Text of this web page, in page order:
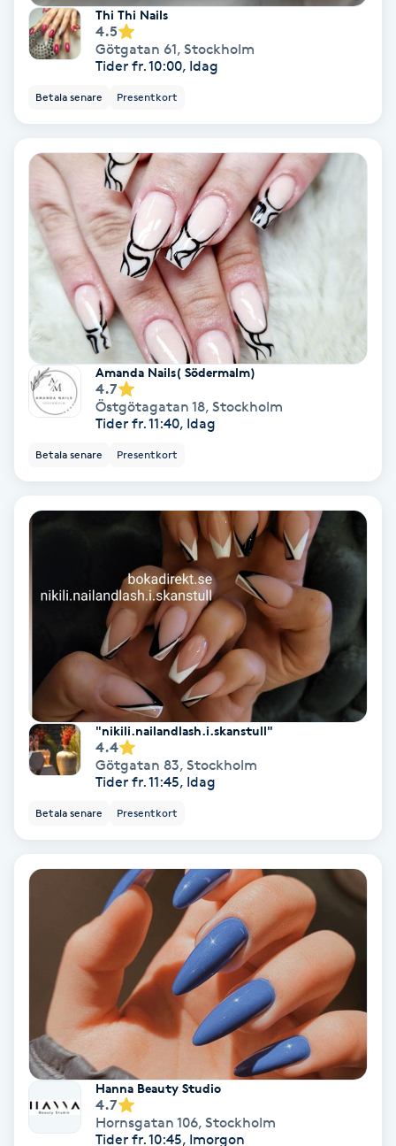
Cryoterapi
Diamantslipning
Enzympeeling
Extensions
Extensions borttagning
Eyeliner-tatuering
Faceliftmassage
Fettreducering
Fibromassage
Fillers
Fotmassage
Fotvård
Fransborttagning
Fransfärgning
Fransförlängning
Fransförlängning Megavolym
Thi Thi Nails
4.5
Götgatan 61, Stockholm
Tider fr. 10:00, Idag
Betala senare Presentkort
Amanda Nails( Södermalm)
4.7
Östgötagatan 18, Stockholm
Tider fr. 11:40, Idag
Betala senare Presentkort
"nikili.nailandlash.i.skanstull"
4.4
Götgatan 83, Stockholm
Tider fr. 11:45, Idag
Betala senare Presentkort
Hanna Beauty Studio
4.7
Hornsgatan 106, Stockholm
Tider fr. 10:45, Imorgon